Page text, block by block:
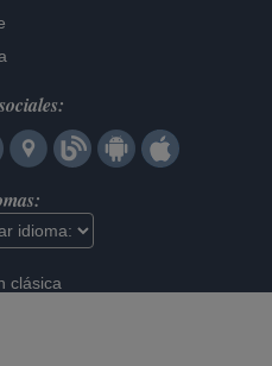
clásica